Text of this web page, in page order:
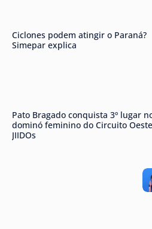
Ciclones podem atingir o Paraná?
Simepar explica
Pato Bragado conquista 3º lugar
dominó feminino do Circuito
JIIDOs